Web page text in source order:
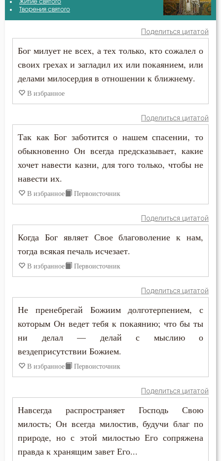
Антихрист
Бдение
Бедность
Беседа
Беснование
Беспечность
Бесплодие
Благоговение
Благодать
Благоразумие
Благочестие
Ближний
Бог
Богатство
Богопознание
Амвросий Оптинский (Гренков)
Антоний Великий
Василий Великий
Григорий Нисский
Игнатий Брянчанинов
Иоанн Кронштадтский
Исаак Сирин Ниневийский
Макарий Великий
Марк Подвижник
Никодим Святогорец
Николай Сербский
Симеон Новый Богослов
Феофан Затворник
Житие святого
Творения святого
Поделиться цитатой
Бог милует не всех, а тех только, кто сожалел о
своих грехах и загладил их или покаянием, или
делами милосердия в отношении к ближнему.
В избранное
Поделиться цитатой
Так как Бог заботится о нашем спасении, то
обыкновенно Он всегда предсказывает, какие
хочет навести казни, для того только, чтобы не
навести их.
В избранное Первоисточник
Поделиться цитатой
Когда Бог являет Свое благоволение к нам,
тогда всякая печаль исчезает.
В избранное Первоисточник
Поделиться цитатой
Не пренебрегай Божиим долготерпением, с
которым Он ведет тебя к покаянию; что бы ты
ни делал — делай с мыслию о
вездеприсутствии Божием.
В избранное Первоисточник
Поделиться цитатой
Навсегда распространяет Господь Свою
милость; Он всегда милостив, будучи благ по
природе, но с этой милостью Его сопряжена
правда к хранящим завет Его...